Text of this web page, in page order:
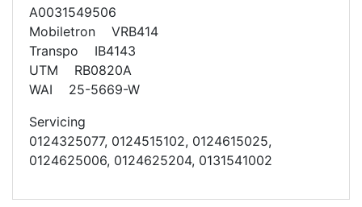
A0031549506
Mobiletron VRB414
Transpo IB4143
UTM RB0820A
WAI 25-5669-W
Servicing
0124325077, 0124515102, 0124615025,
0124625006, 0124625204, 0131541002